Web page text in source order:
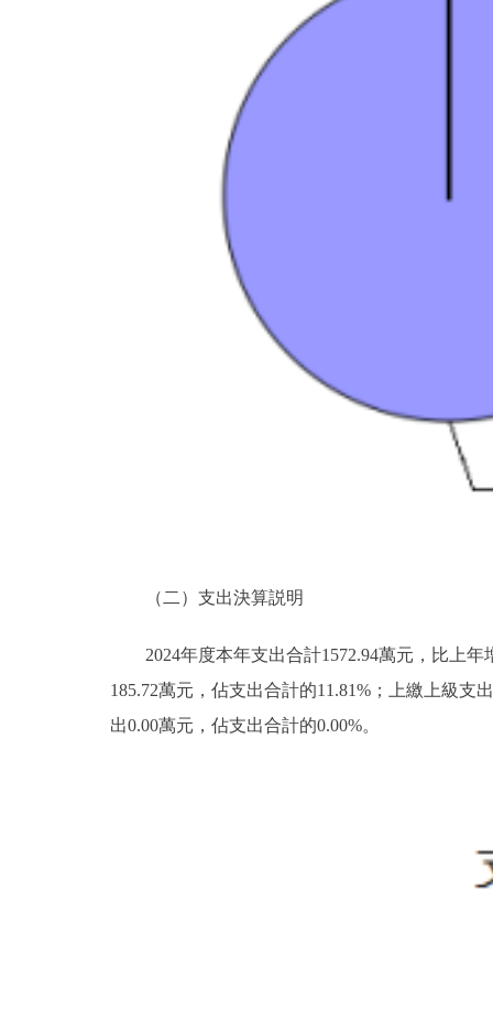
（二）支出決算説明
2024年度本年支出合計1572.94萬元，比上
185.72萬元，佔支出合計的11.81%；上繳上級支
出0.00萬元，佔支出合計的0.00%。